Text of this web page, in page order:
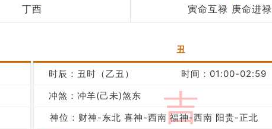
丁酉
寅命互禄 庚命进禄
丑
吉
时辰：丑时（乙丑）
时间：01:00-02:59
冲煞：冲羊(己未)煞东
神位：财神-东北 喜神-西南 福神-西南 阳贵-正北